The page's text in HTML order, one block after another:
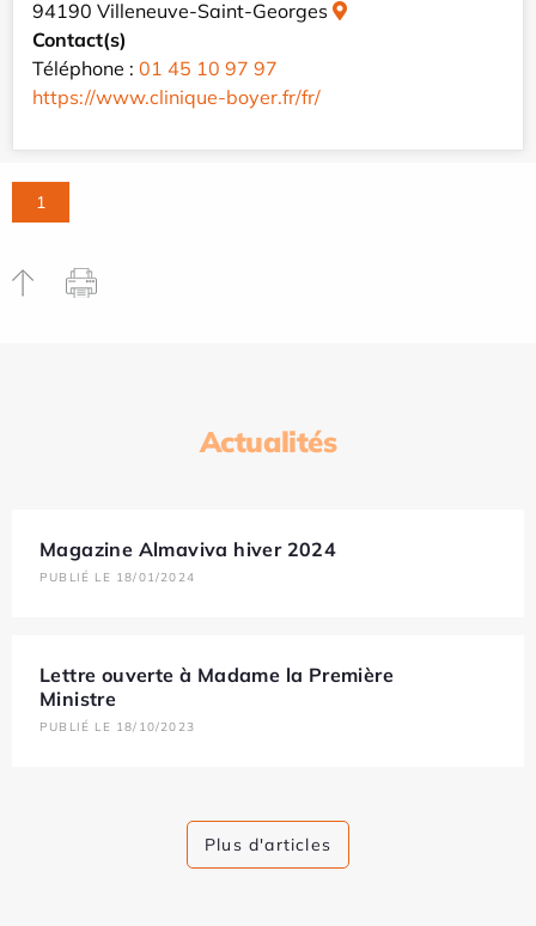
94190 Villeneuve-Saint-Georges
Contact(s)
Téléphone : 01 45 10 97 97
https://www.clinique-boyer.fr/fr/
1
Actualités
Magazine Almaviva hiver 2024
PUBLIÉ LE 18/01/2024
Lettre ouverte à Madame la Première
Ministre
PUBLIÉ LE 18/10/2023
Plus d'articles